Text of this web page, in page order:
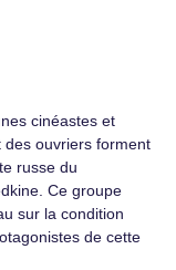
cinéastes et
des ouvriers forment
russe du
Ce groupe
sur la condition
de cette